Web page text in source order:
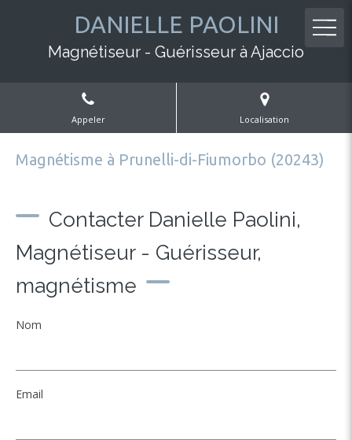
DANIELLE PAOLINI
Magnétiseur - Guérisseur à Ajaccio
Appeler Localisation
Magnétisme à Prunelli-di-Fiumorbo (20243)
Contacter Danielle Paolini,
Magnétiseur - Guérisseur,
magnétisme
Nom
Email